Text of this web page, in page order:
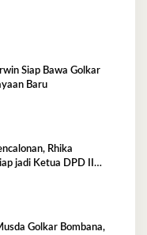
Siap Bawa Golkar
Baru
Rhika
jadi Ketua DPD II
Golkar Bombana,